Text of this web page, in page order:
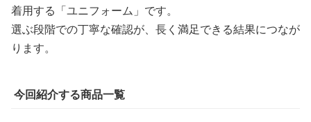
着用する「ユニフォーム」です。
選ぶ段階での丁寧な確認が、長く満足できる結果につなが
ります。
今回紹介する商品一覧